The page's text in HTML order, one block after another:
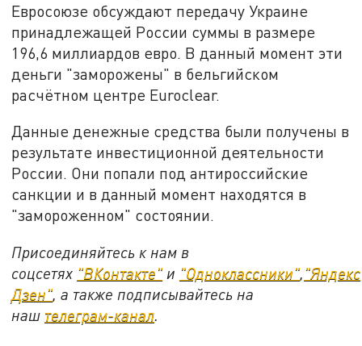
Евросоюзе обсуждают передачу Украине
принадлежащей России суммы в размере
196,6 миллиардов евро. В данный момент эти
деньги "заморожены" в бельгийском
расчётном центре Euroclear.
Данные денежные средства были получены в
результате инвестиционной деятельности
России. Они попали под антироссийские
санкции и в данный момент находятся в
"замороженном" состоянии.
Присоединяйтесь к нам в
соцсетях "ВКонтакте" и "Одноклассники", "Яндекс
Дзен", а также подписывайтесь на
наш телеграм-канал.